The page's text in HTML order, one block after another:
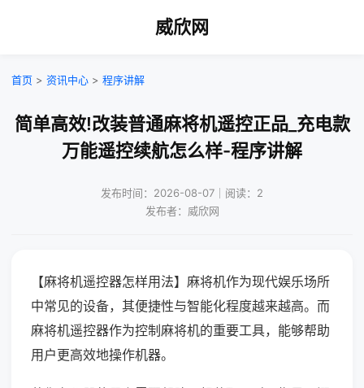
威欣网
首页 > 资讯中心 > 程序讲解
简单高效!改装普通麻将机遥控正品_充电款
万能遥控续航怎么样-程序讲解
发布时间：2026-08-07｜阅读：2
发布者：威欣网
【麻将机遥控器怎样用法】麻将机作为现代娱乐场所
中常见的设备，其便捷性与智能化程度越来越高。而
麻将机遥控器作为控制麻将机的重要工具，能够帮助
用户更高效地操作机器。